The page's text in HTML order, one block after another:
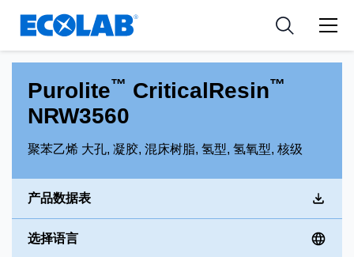
Resources
应用
Nutraceuticals
新闻和活动
工具
Purolite™ CriticalResin™
NRW3560
聚苯乙烯 大孔, 凝胶, 混床树脂, 氢型, 氢氧型, 核级
产品数据表
选择语言